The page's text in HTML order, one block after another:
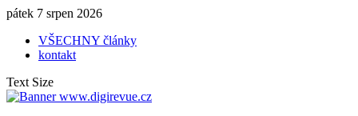
pátek 7 srpen 2026
VŠECHNY články
kontakt
Text Size